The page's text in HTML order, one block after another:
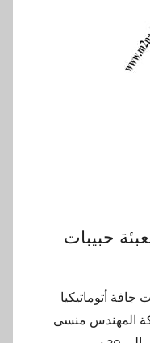
حبيبات
جافة أتوماتيكيا
موديل 902 ماركة المهندس منسى